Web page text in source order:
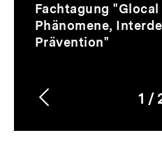
Fachtagung
Phänomene,
Prävention"
1 /
Vorherigen
Inhalt